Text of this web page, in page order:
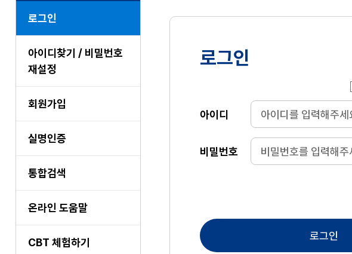
로그인
아이디찾기 / 비밀번호
재설정
회원가입
실명인증
통합검색
온라인 도움말
CBT 체험하기
로그인
아이디
비밀번호
로그인